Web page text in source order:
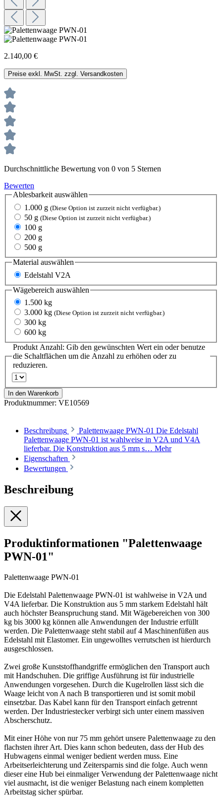
2.140,00 €
Preise exkl. MwSt. zzgl. Versandkosten
Durchschnittliche Bewertung von 0 von 5 Sternen
Bewerten
Ablesbarkeitauswählen
1.000 g (Diese Option ist zurzeit nicht verfügbar.)
50 g (Diese Option ist zurzeit nicht verfügbar.)
100 g
200 g
500 g
Material auswählen
Edelstahl V2A
Wägebereich auswählen
1.500 kg
3.000 kg (Diese Option ist zurzeit nicht verfügbar.)
300 kg
600 kg
Produkt Anzahl: Gib den gewünschten Wert ein oder benutze
die Schaltflächen um die Anzahl zu erhöhen oder zu
reduzieren.
In den Warenkorb
Produktnummer: VE10569
Beschreibung
Palettenwaage PWN-01 Die Edelstahl
Palettenwaage PWN-01 ist wahlweise in V2A und V4A
lieferbar. Die Konstruktion aus 5 mm s… Mehr
Eigenschaften
Bewertungen
Beschreibung
Produktinformationen "Palettenwaage
PWN-01"
Palettenwaage PWN-01
Die Edelstahl Palettenwaage PWN-01 ist wahlweise in V2A und
V4A lieferbar. Die Konstruktion aus 5 mm starkem Edelstahl hält
auch höchster Beanspruchung stand. Mit Wägebereichen von 300
kg bis 3000 kg können alle Anwendungen der Industrie erfüllt
werden. Die Palettenwaage steht stabil auf 4 Maschinenfüßen aus
Edelstahl mit Elastomer. Ein ungewolltes verrutschen ist hierdurch
ausgeschlossen.
Zwei große Kunststoffhandgriffe ermöglichen den Transport auch
mit Handschuhen. Die griffige Ausführung ist für industrielle
Anwendungen vorgesehen. Durch die Kugelrollen lässt sich die
Waage leicht von A nach B transportieren und ist somit mobil
einsetzbar. Das Kabel kann für den Transport einfach getrennt
werden. Der Industriestecker verbirgt sich unter einem massiven
Abscherschutz.
Mit einer Höhe von nur 75 mm gehört unsere Palettenwaage zu den
flachsten ihrer Art. Dies kann schon bedeuten, dass der Hub des
Hubwagens einmal weniger bedient werden muss. Eine
Arbeitserleichterung und Zeitersparnis sind die folge. Auch wenn
dieser eine Hub bei einmaliger Verwendung der Palettenwaage nicht
viel ausmacht, ist die weniger Belastung nach einem kompletten
Arbeitstag sicher spürbar.